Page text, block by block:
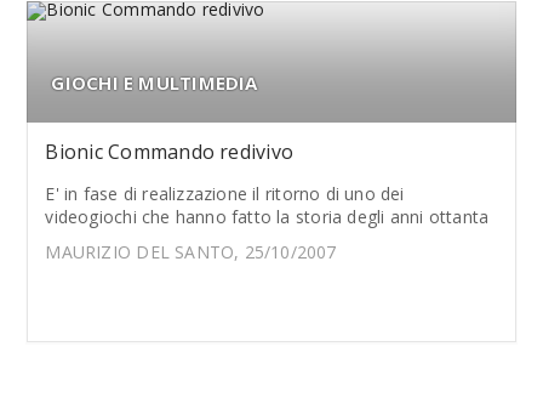
GIOCHI E MULTIMEDIA
Bionic Commando redivivo
E' in fase di realizzazione il ritorno di uno dei
videogiochi che hanno fatto la storia degli anni ottanta
MAURIZIO DEL SANTO, 25/10/2007